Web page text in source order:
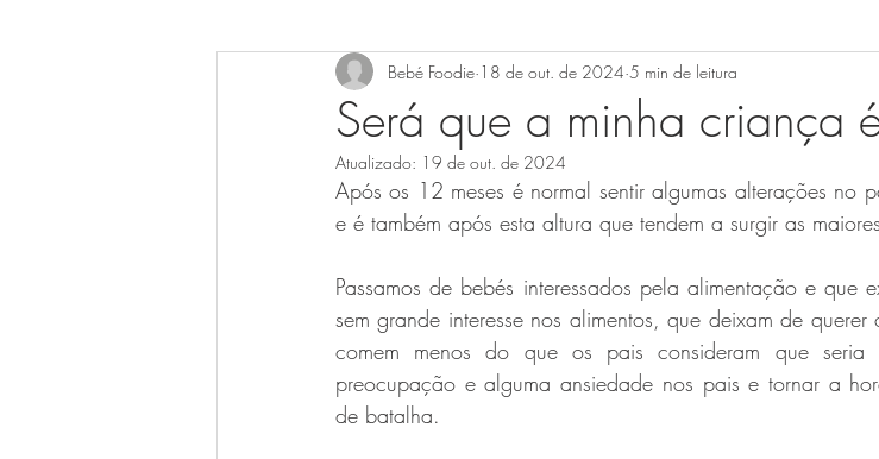
Refeições principais Lanches Guia dos alimentos
Será que a minha criança
Bebé Foodie 18 de out. de 2024 5 min de leitura
Atualizado: 19 de out. de 2024
Após os 12 meses é normal sentir algumas alterações no
e é também após esta altura que tendem a surgir as
Passamos de bebés interessados pela alimentação e que
sem grande interesse nos alimentos, que deixam de
comem menos do que os pais consideram que
preocupação e alguma ansiedade nos pais e tornar a
de batalha.